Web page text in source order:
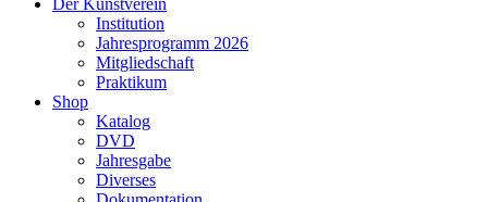
Institution
Jahresprogramm 2026
Mitgliedschaft
Praktikum
Shop
Katalog
DVD
Jahresgabe
Diverses